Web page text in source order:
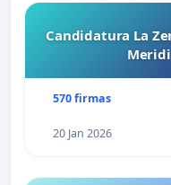
Candidatura La
570 firmas
20 Jan 2026